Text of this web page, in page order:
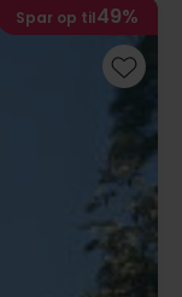
Spar op til49%